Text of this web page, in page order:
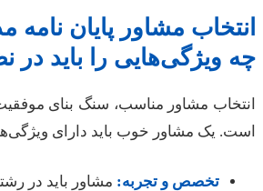
مشاور پایان نامه
ویژگی‌هایی را باید در
مشاور مناسب، سنگ بنای موفقیت در
یک مشاور خوب باید دارای ویژگی‌های
تخصص و تجربه:مشاور باید در رشته